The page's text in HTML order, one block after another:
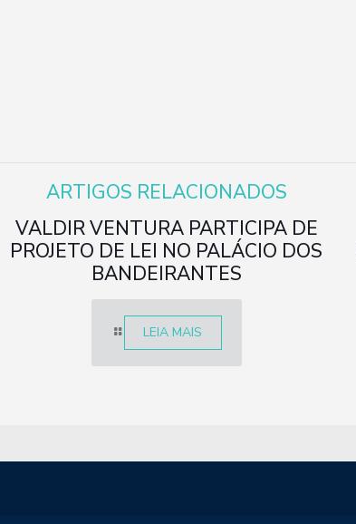
ARTIGOS RELACIONADOS
VALDIR VENTURA PARTICIPA DE
PROJETO DE LEI NO PALÁCIO DOS
BANDEIRANTES
LEIA MAIS